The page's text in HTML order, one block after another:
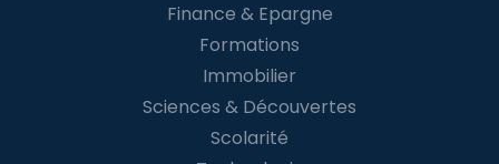
Finance & Epargne
Formations
Immobilier
Sciences & Découvertes
Scolarité